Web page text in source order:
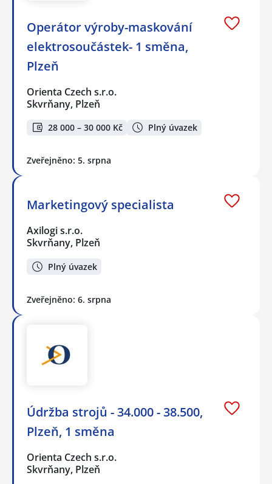
Operátor výroby-maskování
elektrosoučástek- 1 směna,
Plzeň
Orienta Czech s.r.o.
Skvrňany, Plzeň
28 000 – 30 000 Kč Plný úvazek
Zveřejněno: 5. srpna
Marketingový specialista
Axilogi s.r.o.
Skvrňany, Plzeň
Plný úvazek
Zveřejněno: 6. srpna
Údržba strojů - 34.000 - 38.500,
Plzeň, 1 směna
Orienta Czech s.r.o.
Skvrňany, Plzeň